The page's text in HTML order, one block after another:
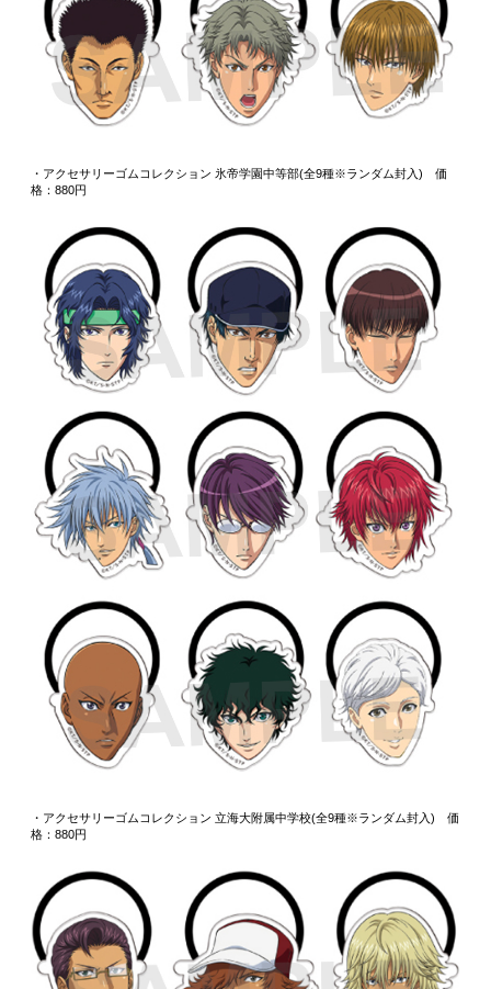
・アクセサリーゴムコレクション 氷帝学園中等部(全9種※ランダム封入) 価
格：880円
・アクセサリーゴムコレクション 立海大附属中学校(全9種※ランダム封入) 価
格：880円